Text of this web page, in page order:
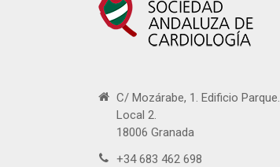
C/ Mozárabe, 1. Edificio Parque.
Local 2.
18006 Granada
+34 683 462 698